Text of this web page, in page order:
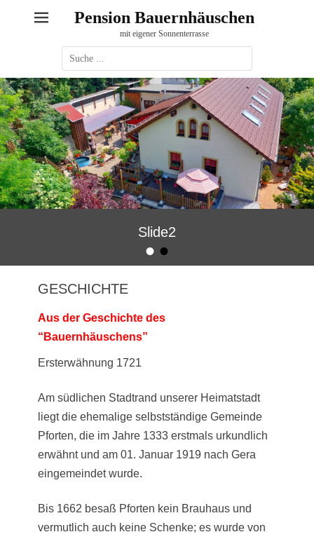
Pension Bauernhäuschen
mit eigener Sonnenterrasse
Suche
nach:
••
Slide2
Bauernhaeuschen
GESCHICHTE
Aus der Geschichte des
“Bauernhäuschens”
Ersterwähnung 1721
Am südlichen Stadtrand unserer Heimatstadt
liegt die ehemalige selbstständige Gemeinde
Pforten, die im Jahre 1333 erstmals urkundlich
erwähnt und am 01. Januar 1919 nach Gera
eingemeindet wurde.
Bis 1662 besaß Pforten kein Brauhaus und
vermutlich auch keine Schenke; es wurde von